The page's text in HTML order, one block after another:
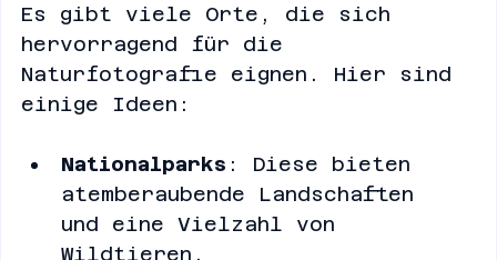
Es gibt viele Orte, die sich
hervorragend für die
Naturfotografie eignen. Hier sind
Nationalparks: Diese bieten
atemberaubende Landschaften